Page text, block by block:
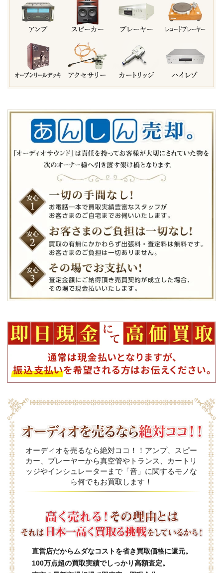
オーディオを売るなら絶対ココ！！アンプ、スピー
カー、プレーヤーから真空管やトランス、カートリ
ッジやインシュレーターまで「音」に関するモノな
ら何でもお買取します！
直営店だからムダなコストを省き買取価格に還元。
100万点超の買取実績でしっかり高額査定。